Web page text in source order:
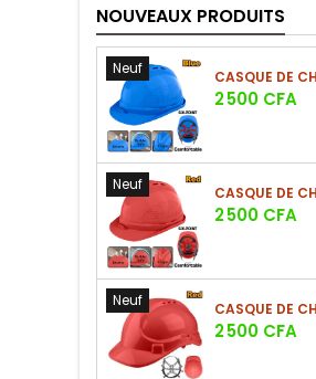
NOUVEAUX PRODUITS
Neuf
Prix
2 500 CFA
Neuf
Prix
2 500 CFA
Neuf
Prix
2 500 CFA